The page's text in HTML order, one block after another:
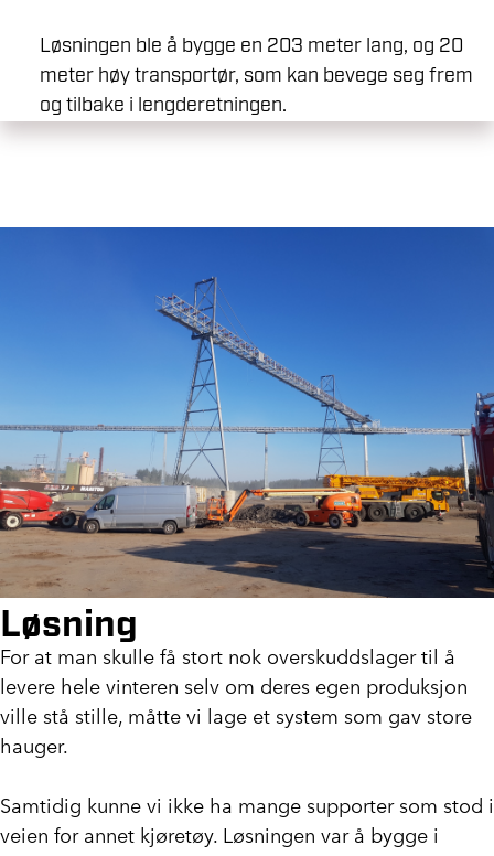
Løsningen ble å bygge en 203 meter lang, og 20
meter høy transportør, som kan bevege seg frem
og tilbake i lengderetningen.
Løsning
For at man skulle få stort nok overskuddslager til å
levere hele vinteren selv om deres egen produksjon
ville stå stille, måtte vi lage et system som gav store
hauger.
Samtidig kunne vi ikke ha mange supporter som stod i
veien for annet kjøretøy. Løsningen var å bygge i